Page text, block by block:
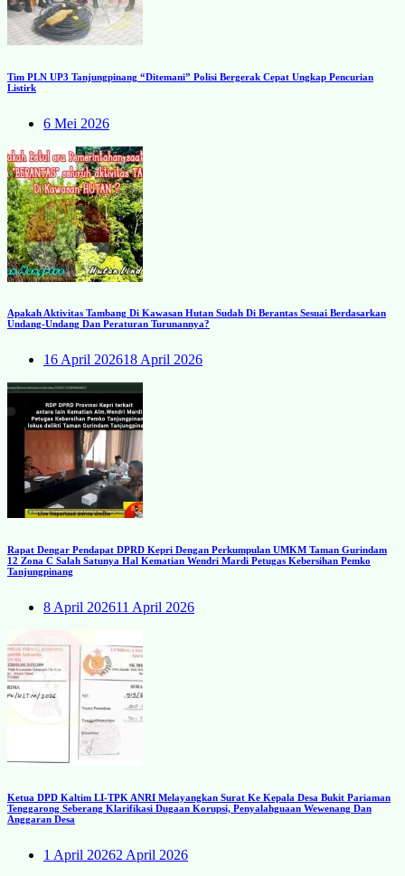
Tim PLN UP3 Tanjungpinang “Ditemani” Polisi Bergerak Cepat Ungkap Pencurian
Listirk
6 Mei 2026
Apakah Aktivitas Tambang Di Kawasan Hutan Sudah Di Berantas Sesuai Berdasarkan
Undang-Undang Dan Peraturan Turunannya?
16 April 202618 April 2026
Rapat Dengar Pendapat DPRD Kepri Dengan Perkumpulan UMKM Taman Gurindam
12 Zona C Salah Satunya Hal Kematian Wendri Mardi Petugas Kebersihan Pemko
Tanjungpinang
8 April 202611 April 2026
Ketua DPD Kaltim LI-TPK ANRI Melayangkan Surat Ke Kepala Desa Bukit Pariaman
Tenggarong Seberang Klarifikasi Dugaan Korupsi, Penyalahguaan Wewenang Dan
Anggaran Desa
1 April 20262 April 2026